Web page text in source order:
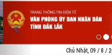
Chủ Nhật, 09 / 8 /